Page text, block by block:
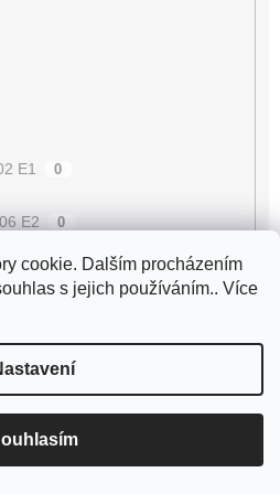
cookie. Dalším procházením
s jejich používáním.. Více
E1 0
E2 0
E1 0
E3 0
E3 0